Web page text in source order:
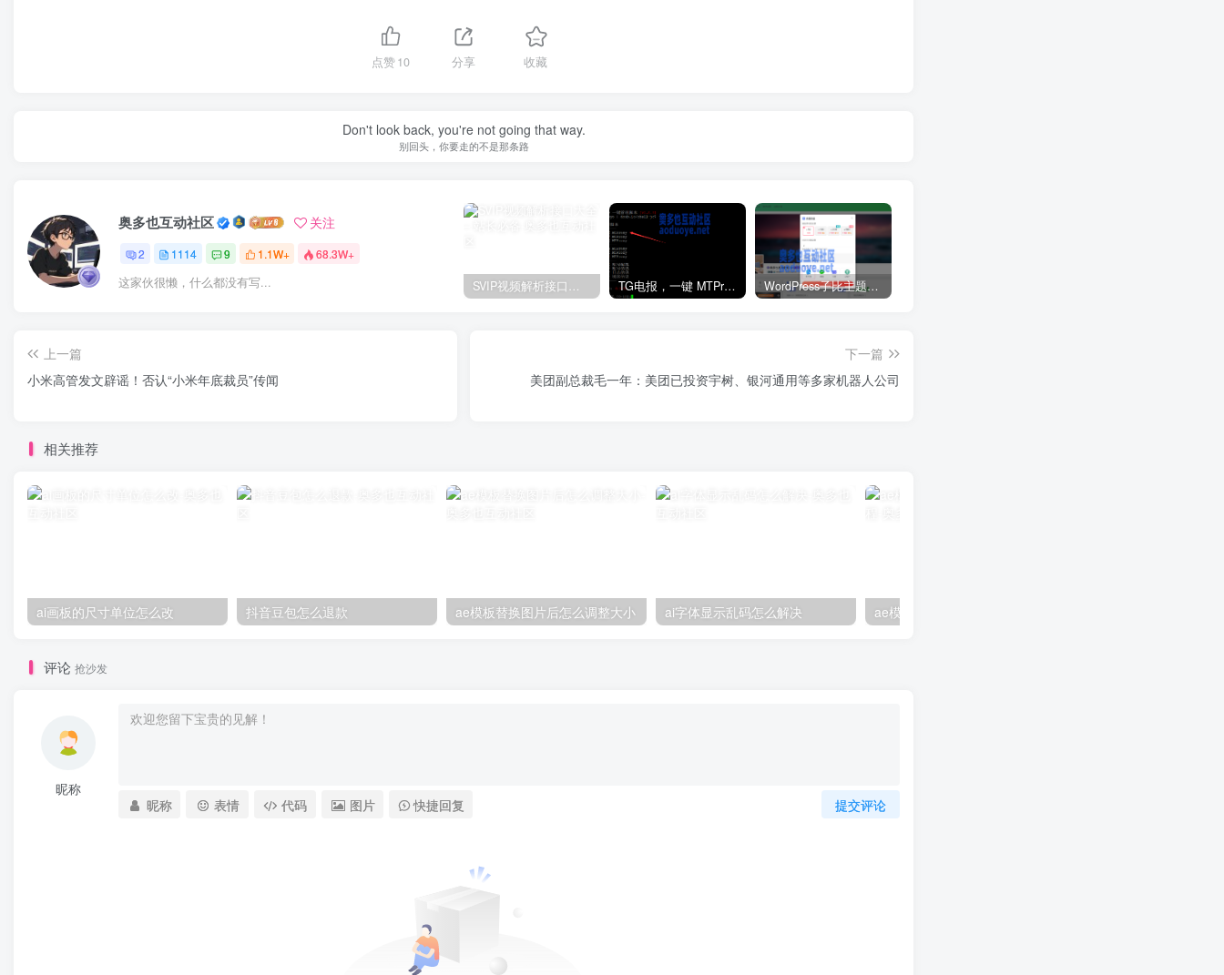
点赞10 分享 收藏
Don't look back, you're not going that way.
别回头，你要走的不是那条路
奥多也互动社区 关注
2 1114 9 1.1W+ 68.3W+
这家伙很懒，什么都没有写... SVIP视频解析接口大全 – 站长必备 TG电报，一键 MTProxy 网络代理工具脚本 WordPress子比主题USDT支付插件Epusdt插件
上一篇
小米高管发文辟谣！否认“小米年底裁员”传闻
下一篇
美团副总裁毛一年：美团已投资宇树、银河通用等多家机器人公司
相关推荐
ai画板的尺寸单位怎么改 抖音豆包怎么退款 ae模板替换图片后怎么调整大小 ai字体显示乱码怎么解决
评论 抢沙发
昵称
提交评论
昵称 表情 代码 图片 快捷回复